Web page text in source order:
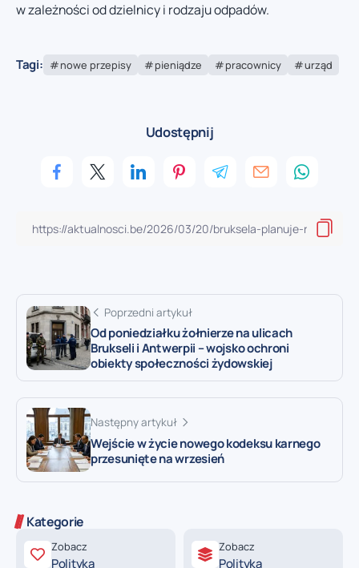
w zależności od dzielnicy i rodzaju odpadów.
Tagi: nowe przepisy pieniądze pracownicy urząd
Udostępnij
Poprzedni artykuł
Od poniedziałku żołnierze na ulicach
Brukseli i Antwerpii – wojsko ochroni
obiekty społeczności żydowskiej
Następny artykuł
Wejście w życie nowego kodeksu karnego
przesunięte na wrzesień
Kategorie
Zobacz
Polityka
Zobacz
Polityka